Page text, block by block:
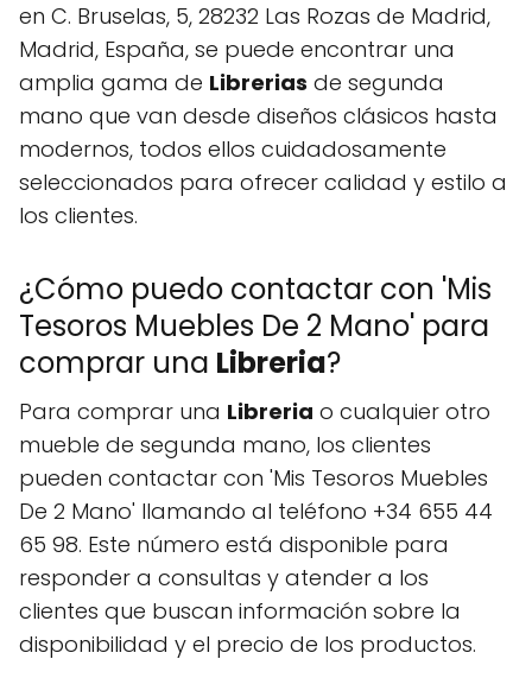
en C. Bruselas, 5, 28232 Las Rozas de Madrid,
Madrid, España, se puede encontrar una
amplia gama de Librerias de segunda
mano que van desde diseños clásicos hasta
modernos, todos ellos cuidadosamente
seleccionados para ofrecer calidad y estilo a
los clientes.
¿Cómo puedo contactar con 'Mis
Tesoros Muebles De 2 Mano' para
comprar una Libreria?
Para comprar una Libreria o cualquier otro
mueble de segunda mano, los clientes
pueden contactar con 'Mis Tesoros Muebles
De 2 Mano' llamando al teléfono +34 655 44
65 98. Este número está disponible para
responder a consultas y atender a los
clientes que buscan información sobre la
disponibilidad y el precio de los productos.